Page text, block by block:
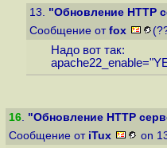
13. "Обновление HTTP
Сообщение от fox
Надо вот так:
16. "Обновление HTTP
Сообщение от iTux on